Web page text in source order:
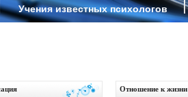
Учения известных психологов
Отношение к жизни